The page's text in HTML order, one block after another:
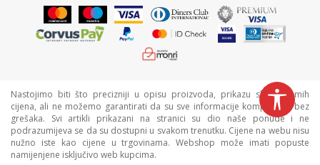
Nastojimo biti što precizniji u opisu proizvoda, prikazu slika i samih
cijena, ali ne možemo garantirati da su sve informacije kompletne i bez
grešaka. Svi artikli prikazani na stranici su dio naše ponude i ne
podrazumijeva se da su dostupni u svakom trenutku. Cijene na webu nisu
nužno iste kao cijene u trgovinama. Webshop može imati popuste
namijenjene isključivo web kupcima.